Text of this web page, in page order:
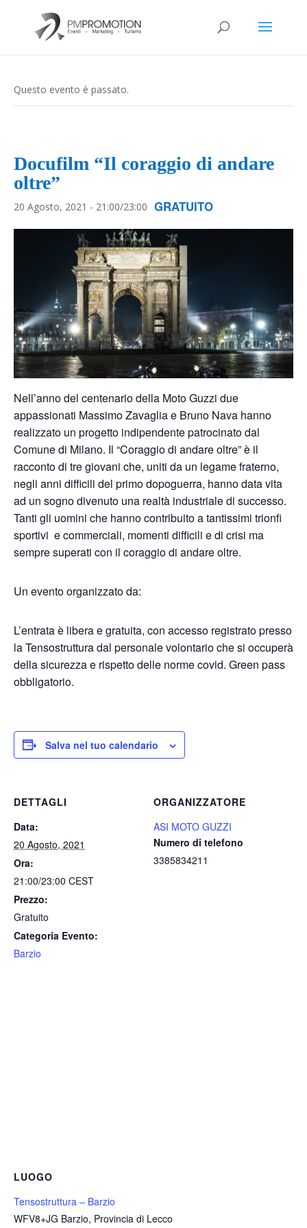
Questo evento è passato.
Docufilm “Il coraggio di andare
oltre”
20 Agosto, 2021 - 21:00/23:00 GRATUITO
Nell’anno del centenario della Moto Guzzi due
appassionati Massimo Zavaglia e Bruno Nava hanno
realizzato un progetto indipendente patrocinato dal
Comune di Milano. Il “Coraggio di andare oltre” è il
racconto di tre giovani che, uniti da un legame fraterno,
negli anni difficili del primo dopoguerra, hanno data vita
ad un sogno divenuto una realtà industriale di successo.
Tanti gli uomini che hanno contribuito a tantissimi trionfi
sportivi e commerciali, momenti difficili e di crisi ma
sempre superati con il coraggio di andare oltre.
Un evento organizzato da:
L’entrata è libera e gratuita, con accesso registrato presso
la Tensostruttura dal personale volontario che si occuperà
della sicurezza e rispetto delle norme covid. Green pass
obbligatorio.
Salva nel tuo calendario
DETTAGLI
Data:
20 Agosto, 2021
Ora:
21:00/23:00 CEST
Prezzo:
Gratuito
Categoria Evento:
Barzio
ORGANIZZATORE
ASI MOTO GUZZI
Numero di telefono
3385834211
LUOGO
Tensostruttura – Barzio
WFV8+JG Barzio, Provincia di Lecco